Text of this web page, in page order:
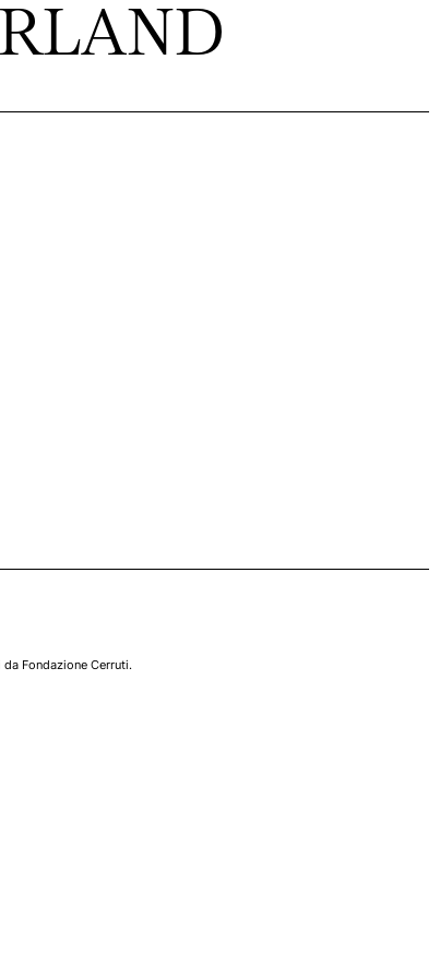
Fondazione Cerruti.